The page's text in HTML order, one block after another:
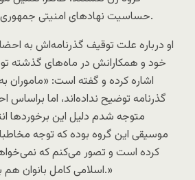
حساسیت نهادهای امنیتی جمهوری اسلامی ایران روبروست.
او درباره علت توقیف گذرنامه‌اش به
خود و همکارانش در ماه‌های گذشته
اشاره کرده و گفته است: «ماموران
گذرنامه توضیح نداده‌اند، اما براساس
متوجه شدم دلیل این برخوردها
موسیقی این گروه بوده که توجه
کرده است و تصور می‌کنم که
اسلامی کامل بانوان هم با آنها تکخوانی ارایه کنیم.»